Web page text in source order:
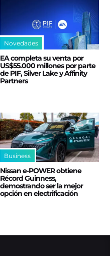
Novedades
EA completa su venta por
US$55.000 millones por parte
de PIF, Silver Lake y Affinity
Partners
Business
Nissan e‑POWER obtiene
Récord Guinness,
demostrando ser la mejor
opción en electrificación